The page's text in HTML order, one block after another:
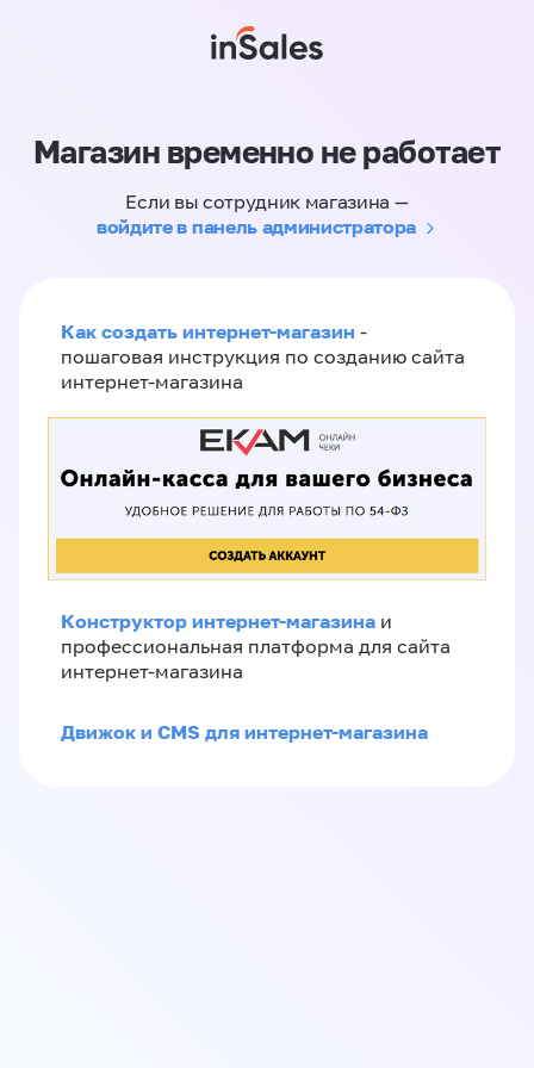
Магазин временно не работает
Если вы сотрудник магазина —
войдите в панель администратора
Как создать интернет-магазин -
пошаговая инструкция по созданию сайта
интернет-магазина
Конструктор интернет-магазина и
профессиональная платформа для сайта
интернет-магазина
Движок и CMS для интернет-магазина